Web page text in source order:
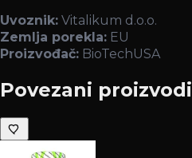
Uvoznik: Vitalikum d.o.o.
Zemlja porekla: EU
Proizvođač: BioTechUSA
Povezani proizvodi